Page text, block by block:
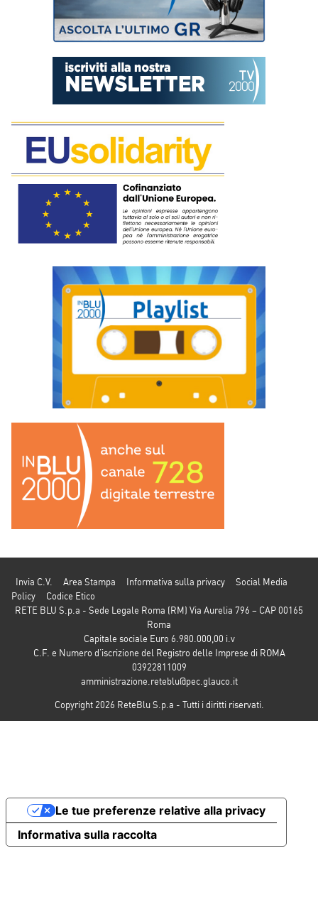
Invia C.V. Area Stampa Informativa sulla privacy
Social Media
Policy
Codice Etico
RETE BLU S.p.a - Sede Legale Roma (RM) Via Aurelia 796 – CAP 00165
Roma
Capitale sociale Euro 6.980.000,00 i.v
C.F. e Numero d’iscrizione del Registro delle Imprese di ROMA
03922811009
amministrazione.reteblu@pec.glauco.it
Copyright 2026 ReteBlu S.p.a - Tutti i diritti riservati.
Informativa sulla raccolta
Le tue preferenze relative alla privacy